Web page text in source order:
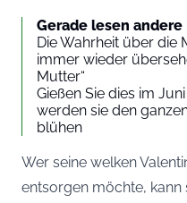
Gerade lesen andere
Die Wahrheit über die
immer wieder
Mutter“
Gießen Sie dies im
werden sie den
blühen
Wer seine welken
entsorgen möchte, kann